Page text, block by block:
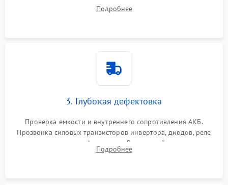
и кистей для предотвращения перегрева и замыканий.
Подробнее
3. Глубокая дефектовка
Проверка емкости и внутреннего сопротивления АКБ.
Прозвонка силовых транзисторов инвертора, диодов, реле
переключения и трансформатора. Визуальный поиск вздутых
конденсаторов и прогаров на печатной плате.
Подробнее